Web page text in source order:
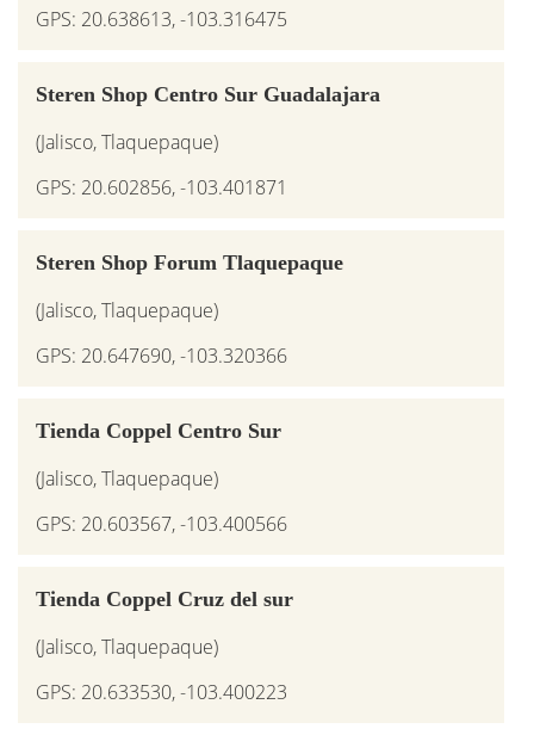
GPS: 20.638613, -103.316475
Steren Shop Centro Sur Guadalajara
(Jalisco, Tlaquepaque)
GPS: 20.602856, -103.401871
Steren Shop Forum Tlaquepaque
(Jalisco, Tlaquepaque)
GPS: 20.647690, -103.320366
Tienda Coppel Centro Sur
(Jalisco, Tlaquepaque)
GPS: 20.603567, -103.400566
Tienda Coppel Cruz del sur
(Jalisco, Tlaquepaque)
GPS: 20.633530, -103.400223